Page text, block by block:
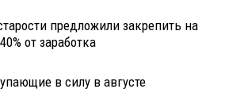
предложили закрепить на
от заработка
в силу в августе